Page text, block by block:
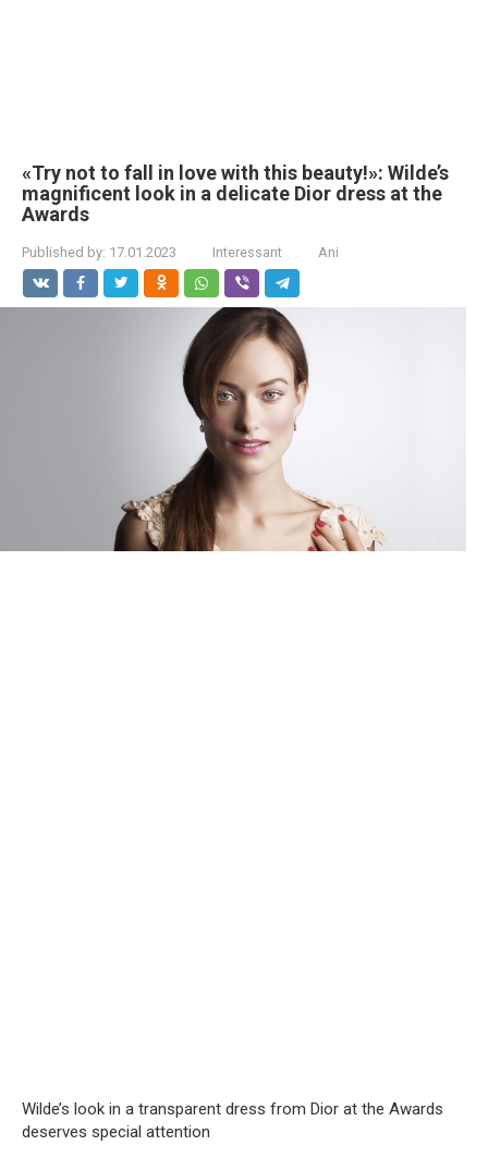
«Try not to fall in love with this beauty!»: Wilde’s
magnificent look in a delicate Dior dress at the
Awards
Published by: 17.01.2023 Interessant Ani
Wilde’s look in a transparent dress from Dior at the Awards
deserves special attention